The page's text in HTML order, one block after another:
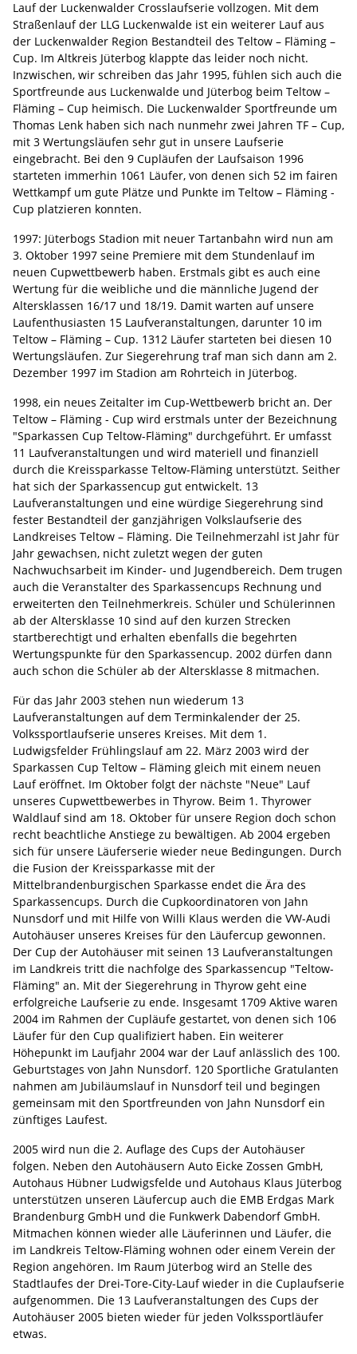
Lauf der Luckenwalder Crosslaufserie vollzogen. Mit dem
Straßenlauf der LLG Luckenwalde ist ein weiterer Lauf aus
der Luckenwalder Region Bestandteil des Teltow – Fläming –
Cup. Im Altkreis Jüterbog klappte das leider noch nicht.
Inzwischen, wir schreiben das Jahr 1995, fühlen sich auch die
Sportfreunde aus Luckenwalde und Jüterbog beim Teltow –
Fläming – Cup heimisch. Die Luckenwalder Sportfreunde um
Thomas Lenk haben sich nach nunmehr zwei Jahren TF – Cup,
mit 3 Wertungsläufen sehr gut in unsere Laufserie
eingebracht. Bei den 9 Cupläufen der Laufsaison 1996
starteten immerhin 1061 Läufer, von denen sich 52 im fairen
Wettkampf um gute Plätze und Punkte im Teltow – Fläming -
Cup platzieren konnten.
1997: Jüterbogs Stadion mit neuer Tartanbahn wird nun am
3. Oktober 1997 seine Premiere mit dem Stundenlauf im
neuen Cupwettbewerb haben. Erstmals gibt es auch eine
Wertung für die weibliche und die männliche Jugend der
Altersklassen 16/17 und 18/19. Damit warten auf unsere
Laufenthusiasten 15 Laufveranstaltungen, darunter 10 im
Teltow – Fläming – Cup. 1312 Läufer starteten bei diesen 10
Wertungsläufen. Zur Siegerehrung traf man sich dann am 2.
Dezember 1997 im Stadion am Rohrteich in Jüterbog.
1998, ein neues Zeitalter im Cup-Wettbewerb bricht an. Der
Teltow – Fläming - Cup wird erstmals unter der Bezeichnung
"Sparkassen Cup Teltow-Fläming" durchgeführt. Er umfasst
11 Laufveranstaltungen und wird materiell und finanziell
durch die Kreissparkasse Teltow-Fläming unterstützt. Seither
hat sich der Sparkassencup gut entwickelt. 13
Laufveranstaltungen und eine würdige Siegerehrung sind
fester Bestandteil der ganzjährigen Volkslaufserie des
Landkreises Teltow – Fläming. Die Teilnehmerzahl ist Jahr für
Jahr gewachsen, nicht zuletzt wegen der guten
Nachwuchsarbeit im Kinder- und Jugendbereich. Dem trugen
auch die Veranstalter des Sparkassencups Rechnung und
erweiterten den Teilnehmerkreis. Schüler und Schülerinnen
ab der Altersklasse 10 sind auf den kurzen Strecken
startberechtigt und erhalten ebenfalls die begehrten
Wertungspunkte für den Sparkassencup. 2002 dürfen dann
auch schon die Schüler ab der Altersklasse 8 mitmachen.
Für das Jahr 2003 stehen nun wiederum 13
Laufveranstaltungen auf dem Terminkalender der 25.
Volkssportlaufserie unseres Kreises. Mit dem 1.
Ludwigsfelder Frühlingslauf am 22. März 2003 wird der
Sparkassen Cup Teltow – Fläming gleich mit einem neuen
Lauf eröffnet. Im Oktober folgt der nächste "Neue" Lauf
unseres Cupwettbewerbes in Thyrow. Beim 1. Thyrower
Waldlauf sind am 18. Oktober für unsere Region doch schon
recht beachtliche Anstiege zu bewältigen. Ab 2004 ergeben
sich für unsere Läuferserie wieder neue Bedingungen. Durch
die Fusion der Kreissparkasse mit der
Mittelbrandenburgischen Sparkasse endet die Ära des
Sparkassencups. Durch die Cupkoordinatoren von Jahn
Nunsdorf und mit Hilfe von Willi Klaus werden die VW-Audi
Autohäuser unseres Kreises für den Läufercup gewonnen.
Der Cup der Autohäuser mit seinen 13 Laufveranstaltungen
im Landkreis tritt die nachfolge des Sparkassencup "Teltow-
Fläming" an. Mit der Siegerehrung in Thyrow geht eine
erfolgreiche Laufserie zu ende. Insgesamt 1709 Aktive waren
2004 im Rahmen der Cupläufe gestartet, von denen sich 106
Läufer für den Cup qualifiziert haben. Ein weiterer
Höhepunkt im Laufjahr 2004 war der Lauf anlässlich des 100.
Geburtstages von Jahn Nunsdorf. 120 Sportliche Gratulanten
nahmen am Jubiläumslauf in Nunsdorf teil und begingen
gemeinsam mit den Sportfreunden von Jahn Nunsdorf ein
zünftiges Laufest.
2005 wird nun die 2. Auflage des Cups der Autohäuser
folgen. Neben den Autohäusern Auto Eicke Zossen GmbH,
Autohaus Hübner Ludwigsfelde und Autohaus Klaus Jüterbog
unterstützen unseren Läufercup auch die EMB Erdgas Mark
Brandenburg GmbH und die Funkwerk Dabendorf GmbH.
Mitmachen können wieder alle Läuferinnen und Läufer, die
im Landkreis Teltow-Fläming wohnen oder einem Verein der
Region angehören. Im Raum Jüterbog wird an Stelle des
Stadtlaufes der Drei-Tore-City-Lauf wieder in die Cuplaufserie
aufgenommen. Die 13 Laufveranstaltungen des Cups der
Autohäuser 2005 bieten wieder für jeden Volkssportläufer
etwas.